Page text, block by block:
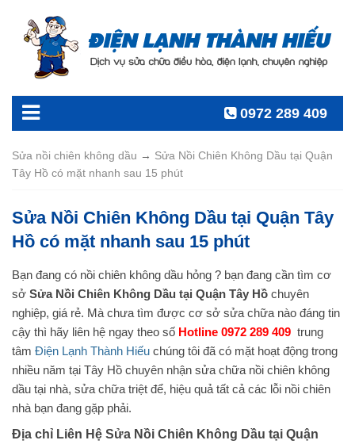
0972 289 409
Sửa nồi chiên không dầu → Sửa Nồi Chiên Không Dầu tại Quận
Tây Hồ có mặt nhanh sau 15 phút
Sửa Nồi Chiên Không Dầu tại Quận Tây
Hồ có mặt nhanh sau 15 phút
Bạn đang có nồi chiên không dầu hỏng ? bạn đang cần tìm cơ
sở Sửa Nồi Chiên Không Dầu tại Quận Tây Hồ chuyên
nghiệp, giá rẻ. Mà chưa tìm được cơ sở sửa chữa nào đáng tin
cậy thì hãy liên hệ ngay theo số Hotline 0972 289 409 trung
tâm Điện Lạnh Thành Hiếu chúng tôi đã có mặt hoạt động trong
nhiều năm tại Tây Hồ chuyên nhận sửa chữa nồi chiên không
dầu tại nhà, sửa chữa triệt để, hiệu quả tất cả các lỗi nồi chiên
nhà bạn đang gặp phải.
Địa chỉ Liên Hệ Sửa Nồi Chiên Không Dầu tại Quận